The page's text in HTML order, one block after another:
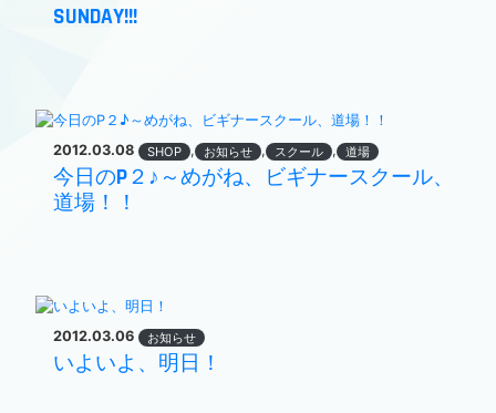
SUNDAY!!!
2012.03.08 SHOP , お知らせ , スクール , 道場
今日のP２♪～めがね、ビギナースクール、
道場！！
2012.03.06 お知らせ
いよいよ、明日！